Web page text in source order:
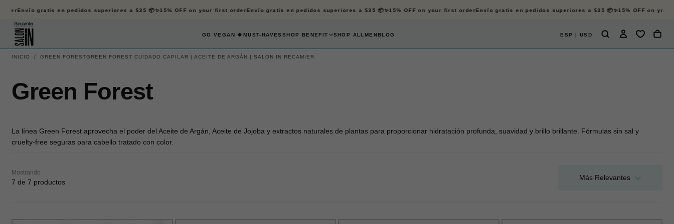
SALTAR
CONTENIDO
Envío gratis en pedidos superiores a $35 📦✨15% OFF on your first orderEnvío gratis en pedidos superiores a $35 📦✨15% OFF on your first orderEnvío gratis en pedidos superiores a $35 📦✨15% OFF on your
GO VEGAN 🍀 MUST-HAVES SHOP BENEFIT SHOP ALL MENBLOG ESP | USD
INICIO / GREEN FORESTGREEN FOREST CUIDADO CAPILAR | ACEITE DE ARGÁN | SALON IN RECAMIER
Green Forest
La línea Green Forest aprovecha el poder del Aceite de Argán, Aceite de Jojoba y extractos naturales de plantas para proporcionar hidratación profunda, suavidad y brillo brillante. Fórmulas sin sal y
cruelty-free seguras para cabello tratado con color.
Más Relevantes
Mostrando
7 de 7 productos